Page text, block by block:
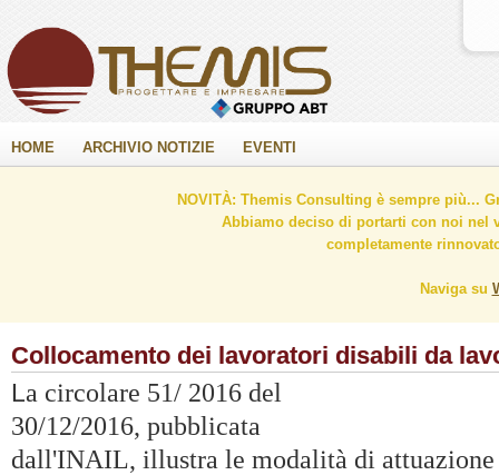
HOME ARCHIVIO NOTIZIE EVENTI
NOVITÀ: Themis Consulting è sempre più...
Abbiamo deciso di portarti con noi nel
completamente
Naviga su
Collocamento dei lavoratori disabili da
La circolare 51/ 2016 del
30/12/2016, pubblicata
dall'INAIL, illustra le modalità di